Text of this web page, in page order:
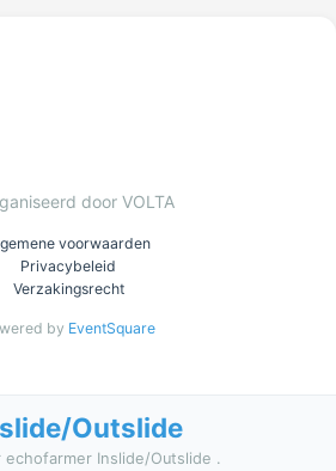
door VOLTA
voorwaarden
Privacybeleid
Verzakingsrecht
by EventSquare
Outslide
Inslide/Outslide .